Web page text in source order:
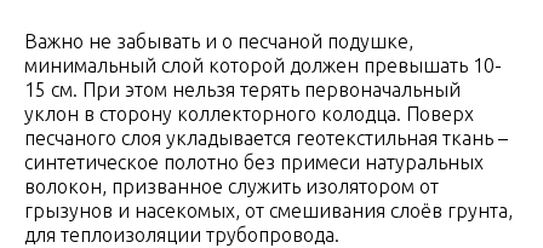
Важно не забывать и о песчаной подушке,
минимальный слой которой должен превышать 10-
15 см. При этом нельзя терять первоначальный
уклон в сторону коллекторного колодца. Поверх
песчаного слоя укладывается геотекстильная ткань –
синтетическое полотно без примеси натуральных
волокон, призванное служить изолятором от
грызунов и насекомых, от смешивания слоёв грунта,
для теплоизоляции трубопровода.